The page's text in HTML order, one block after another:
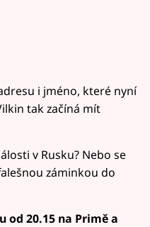
i jméno, které nyní
tak začíná mít
v Rusku? Nebo se
záminkou do
od 20.15 na Primě a